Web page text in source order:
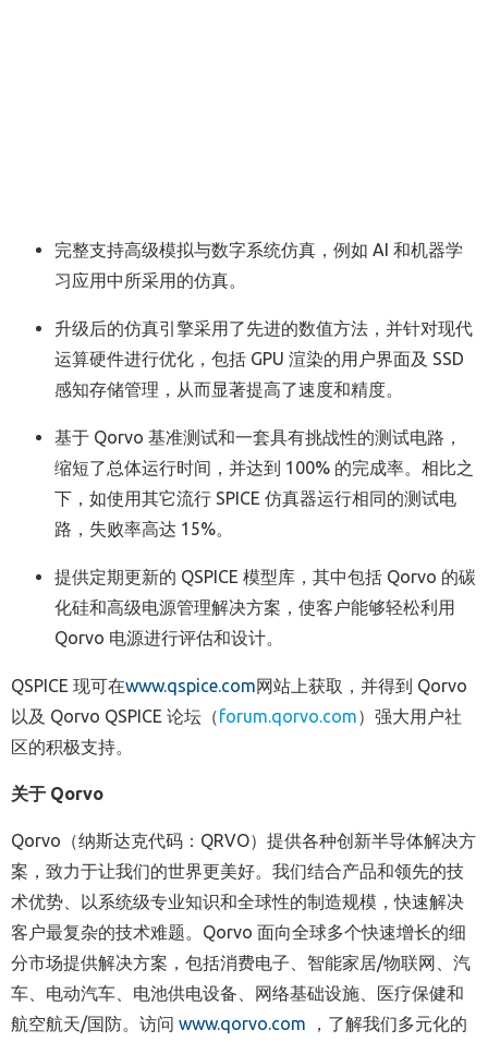
完整支持高级模拟与数字系统仿真，例如 AI 和机器学
习应用中所采用的仿真。
升级后的仿真引擎采用了先进的数值方法，并针对现代
运算硬件进行优化，包括 GPU 渲染的用户界面及 SSD
感知存储管理，从而显著提高了速度和精度。
基于 Qorvo 基准测试和一套具有挑战性的测试电路，
缩短了总体运行时间，并达到 100% 的完成率。相比之
下，如使用其它流行 SPICE 仿真器运行相同的测试电
路，失败率高达 15%。
提供定期更新的 QSPICE 模型库，其中包括 Qorvo 的碳
化硅和高级电源管理解决方案，使客户能够轻松利用
Qorvo 电源进行评估和设计。
QSPICE 现可在www.qspice.com网站上获取，并得到 Qorvo
以及 Qorvo QSPICE 论坛（forum.qorvo.com）强大用户社
区的积极支持。
关于 Qorvo
Qorvo（纳斯达克代码：QRVO）提供各种创新半导体解决方
案，致力于让我们的世界更美好。我们结合产品和领先的技
术优势、以系统级专业知识和全球性的制造规模，快速解决
客户最复杂的技术难题。Qorvo 面向全球多个快速增长的细
分市场提供解决方案，包括消费电子、智能家居/物联网、汽
车、电动汽车、电池供电设备、网络基础设施、医疗保健和
航空航天/国防。访问 www.qorvo.com ，了解我们多元化的